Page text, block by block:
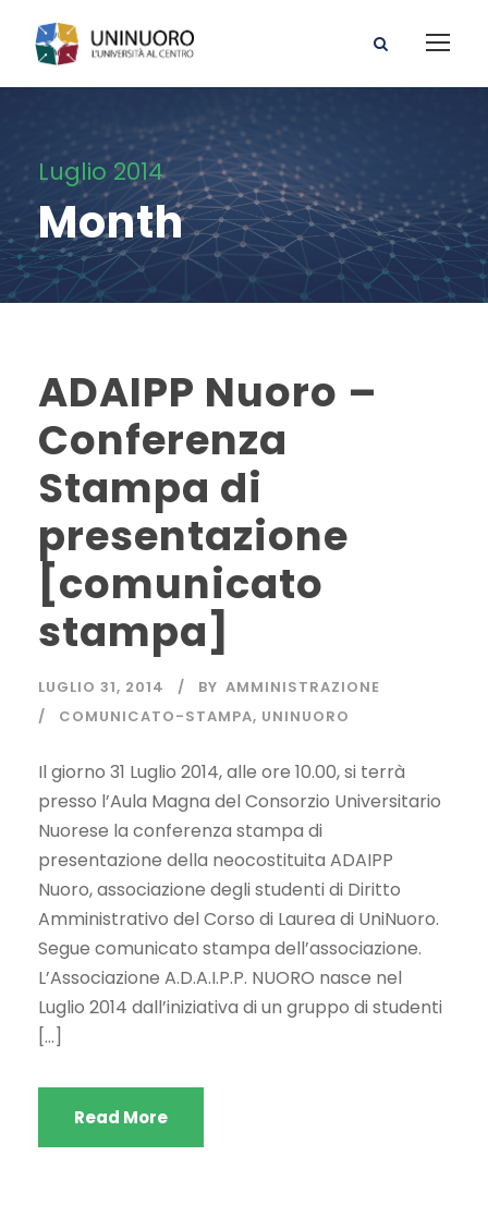
Luglio 2014
Month
ADAIPP Nuoro –
Conferenza
Stampa di
presentazione
[comunicato
stampa]
LUGLIO 31, 2014 BY AMMINISTRAZIONE
COMUNICATO-STAMPA, UNINUORO
Il giorno 31 Luglio 2014, alle ore 10.00, si terrà
presso l’Aula Magna del Consorzio Universitario
Nuorese la conferenza stampa di
presentazione della neocostituita ADAIPP
Nuoro, associazione degli studenti di Diritto
Amministrativo del Corso di Laurea di UniNuoro.
Segue comunicato stampa dell’associazione.
L’Associazione A.D.A.I.P.P. NUORO nasce nel
Luglio 2014 dall’iniziativa di un gruppo di studenti
[…]
Read More